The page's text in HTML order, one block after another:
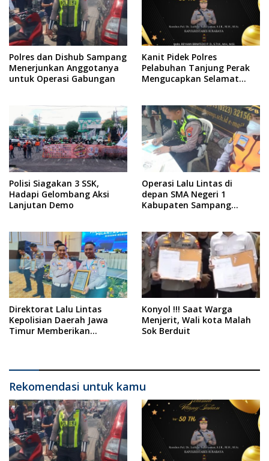
Polres dan Dishub Sampang
Menerjunkan Anggotanya
untuk Operasi Gabungan
Kanit Pidek Polres
Pelabuhan Tanjung Perak
Mengucapkan Selamat
Polisi Siagakan 3 SSK,
Hadapi Gelombang Aksi
Lanjutan Demo
Operasi Lalu Lintas di
depan SMA Negeri 1
Kabupaten Sampang
Direktorat Lalu Lintas
Kepolisian Daerah Jawa
Timur Memberikan
Menyapa’
Konyol !!! Saat Warga
Menjerit, Wali kota Malah
Sok Berduit
Rekomendasi untuk kamu